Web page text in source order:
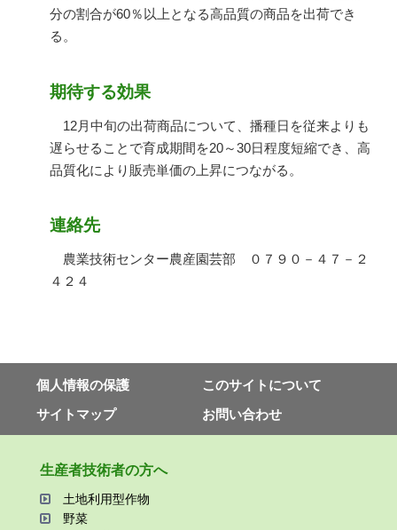
分の割合が60％以上となる高品質の商品を出荷でき
る。
期待する効果
12月中旬の出荷商品について、播種日を従来よりも
遅らせることで育成期間を20～30日程度短縮でき、高
品質化により販売単価の上昇につながる。
連絡先
農業技術センター農産園芸部 ０７９０－４７－２
４２４
個⼈情報の保護
このサイトについて
サイトマップ
お問い合わせ
⽣産者技術者の⽅へ
⼟地利⽤型作物
野菜